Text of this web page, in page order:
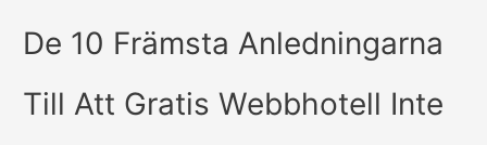
De 10 Främsta Anledningarna
Till Att Gratis Webbhotell Inte